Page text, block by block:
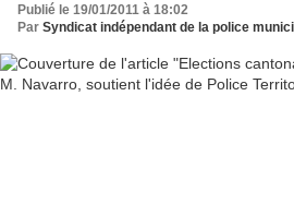
Publié le 19/01/2011 à 18:02
Par Syndicat indépendant de la police